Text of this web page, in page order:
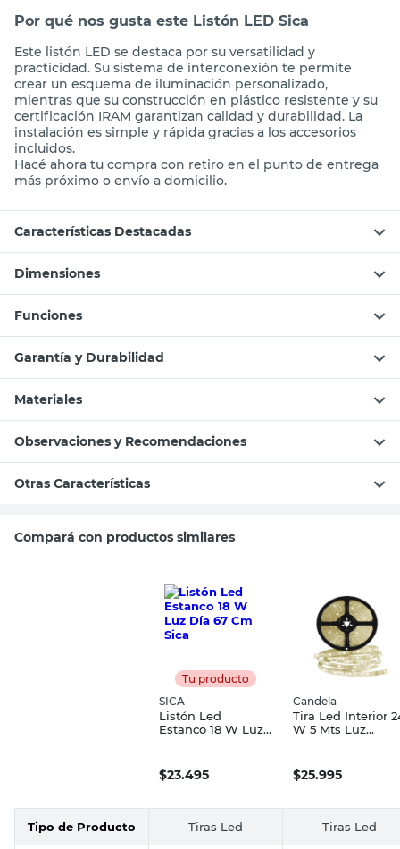
Por qué nos gusta este Listón LED Sica
Este listón LED se destaca por su versatilidad y
practicidad. Su sistema de interconexión te permite
crear un esquema de iluminación personalizado,
mientras que su construcción en plástico resistente y su
certificación IRAM garantizan calidad y durabilidad. La
instalación es simple y rápida gracias a los accesorios
incluidos.
Hacé ahora tu compra con retiro en el punto de entrega
más próximo o envío a domicilio.
Características Destacadas
Dimensiones
Funciones
Garantía y Durabilidad
Materiales
Observaciones y Recomendaciones
Otras Características
Compará con productos similares
Tu producto
SICA
Listón Led
Estanco 18 W Luz
$23.495
Candela
Tira Led Interior
W 5 Mts Luz
$25.995
Tipo de Producto Tiras Led Tiras Led